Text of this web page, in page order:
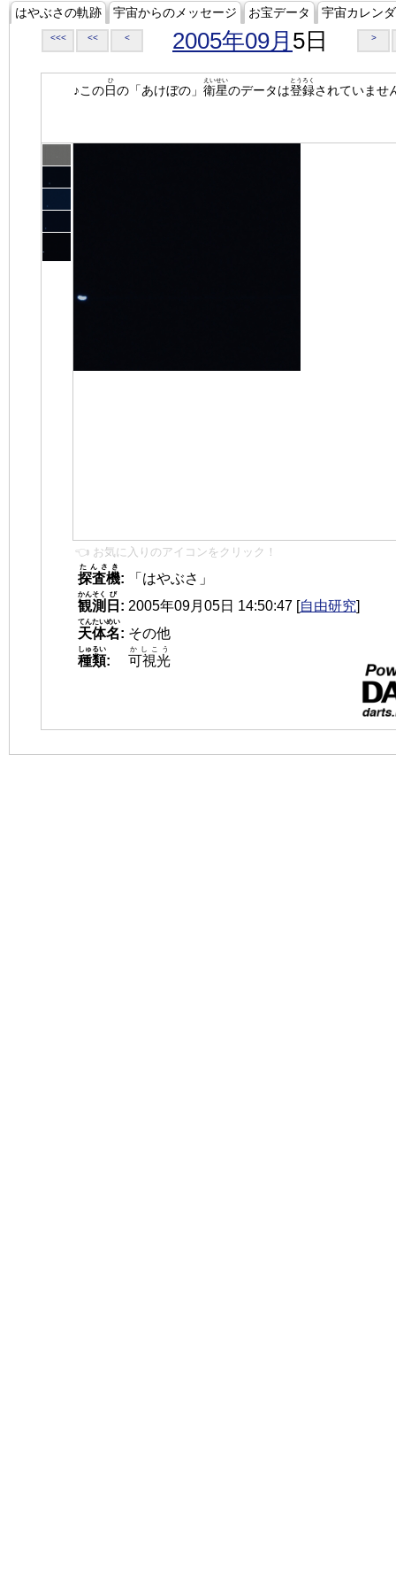
はやぶさの軌跡 宇宙からのメッセージ お宝データ 宇宙カレン
<<< << < 2005年09月 5日 >
♪この日
ひ
の「あけぼの」 衛星
えいせい
のデータは登録
とうろく
されていませ
👈 お気に入りのアイコンをクリック！
探査機
たんさき
:
「はやぶさ」
観測
かんそく
日
び
: 2005年09月05日 14:50:47 [自由研究]
天体名
てんたいめい
: その他
種類
しゅるい
: 可視光
かしこう